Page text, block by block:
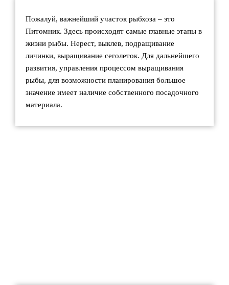
Пожалуй, важнейший участок рыбхоза – это
Питомник. Здесь происходят самые главные этапы в
жизни рыбы. Нерест, выклев, подращивание
личинки, выращивание сеголеток. Для дальнейшего
развития, управления процессом выращивания
рыбы, для возможности планирования большое
значение имеет наличие собственного посадочного
материала.